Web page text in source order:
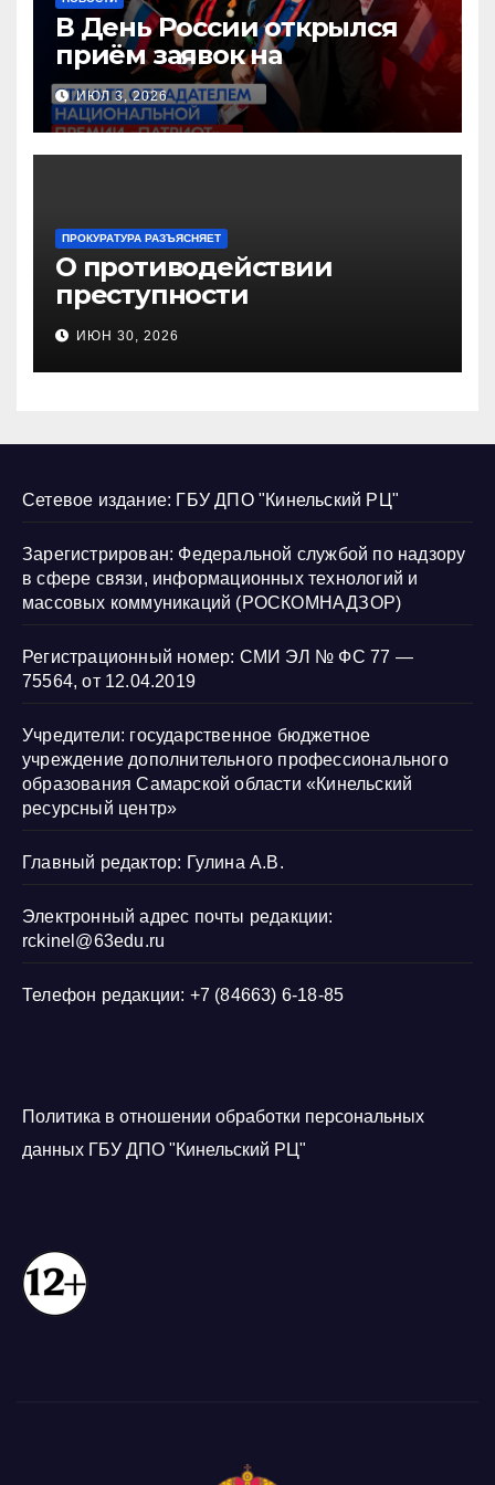
В День России открылся
приём заявок на
Национальную премию
«Патриот»
ИЮЛ 3, 2026
ПРОКУРАТУРА РАЗЪЯСНЯЕТ
О противодействии
преступности
несовершеннолетних и
нарушению их прав
ИЮН 30, 2026
Сетевое издание: ГБУ ДПО "Кинельский РЦ"
Зарегистрирован: Федеральной службой по надзору
в сфере связи, информационных технологий и
массовых коммуникаций (РОСКОМНАДЗОР)
Регистрационный номер: СМИ ЭЛ № ФС 77 —
75564, от 12.04.2019
Учредители: государственное бюджетное
учреждение дополнительного профессионального
образования Самарской области «Кинельский
ресурсный центр»
Главный редактор: Гулина А.В.
Электронный адрес почты редакции:
rckinel@63edu.ru
Телефон редакции: +7 (84663) 6-18-85
Политика в отношении обработки персональных
данных ГБУ ДПО "Кинельский РЦ"